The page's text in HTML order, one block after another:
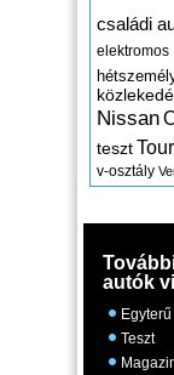
családi
elektromos
Nissan
teszt
v-osztály
autók
Teszt